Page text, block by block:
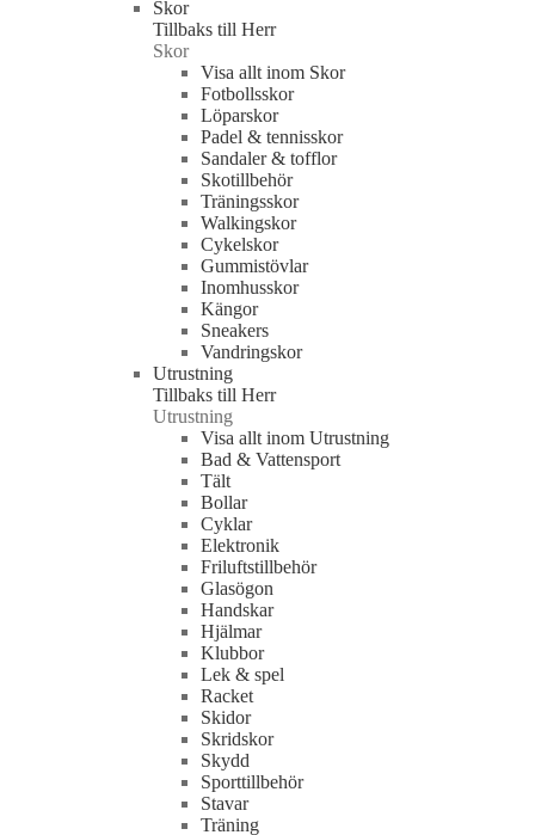
Skor
Tillbaks till Herr
Skor
Visa allt inom Skor
Fotbollsskor
Löparskor
Padel & tennisskor
Sandaler & tofflor
Skotillbehör
Träningsskor
Walkingskor
Cykelskor
Gummistövlar
Inomhusskor
Kängor
Sneakers
Vandringskor
Utrustning
Tillbaks till Herr
Utrustning
Visa allt inom Utrustning
Bad & Vattensport
Tält
Bollar
Cyklar
Elektronik
Friluftstillbehör
Glasögon
Handskar
Hjälmar
Klubbor
Lek & spel
Racket
Skidor
Skridskor
Skydd
Sporttillbehör
Stavar
Träning